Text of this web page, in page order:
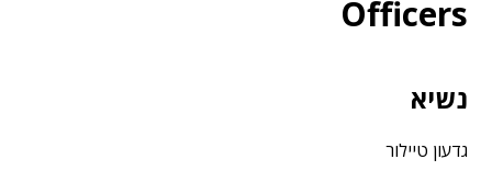
Officers
נשיא
גדעון טיילור